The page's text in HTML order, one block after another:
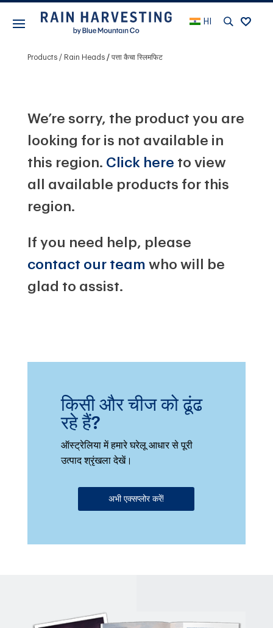
HI
Products Rain Heads पत्ता कैचा स्लिमफिट
We’re sorry, the product you are
looking for is not available in
this region. Click here to view
all available products for this
region.
If you need help, please
contact our team who will be
glad to assist.
किसी और चीज को ढूंढ
रहे हैं?
ऑस्ट्रेलिया में हमारे घरेलू आधार से पूरी
उत्पाद श्रृंखला देखें।
अभी एक्सप्लोर करें!